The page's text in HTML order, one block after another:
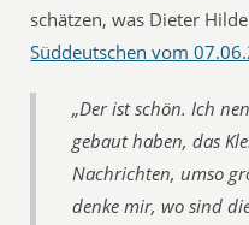
schätzen, was Dieter
Süddeutschen vom
„Der ist schön. Ich
gebaut haben, das
Nachrichten, umso
denke mir, wo sind